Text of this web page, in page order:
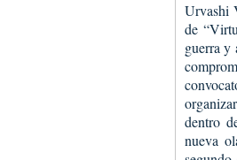
Urvashi
de
guerra y
dentro
nueva